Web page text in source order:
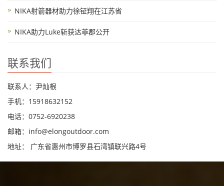
NIKA射箭器材助力徐钲翔在江苏省
NIKA助力Luke斩获达菲郡公开
联系我们
联系人：尹灿根
手机：15918632152
电话：0752-6920238
邮箱： info@elongoutdoor.com
地址： 广东省惠州市博罗县石湾镇联兴路4号